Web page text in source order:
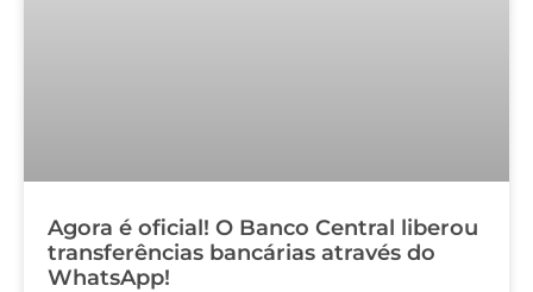
Agora é oficial! O Banco Central liberou
transferências bancárias através do
WhatsApp!